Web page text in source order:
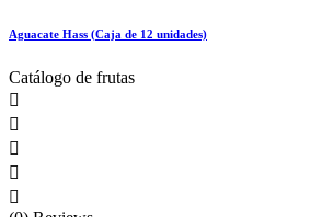
Aguacate Hass (Caja de 12 unidades)
Catálogo de frutas




